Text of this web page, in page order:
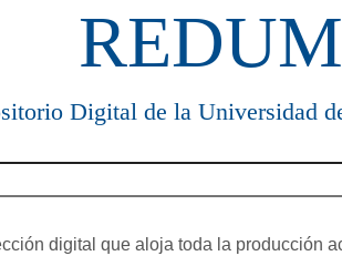
REDUM
Digital de la Universidad
digital que aloja toda la producción